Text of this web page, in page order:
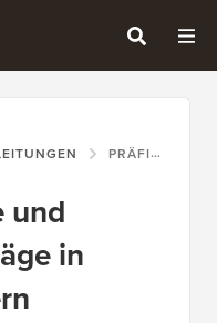
PRÄFIX FÜR PRIVATE UND GESCHÜTZTE BEITRÄGE IN WORDPRESS ÄNDERN
und
in